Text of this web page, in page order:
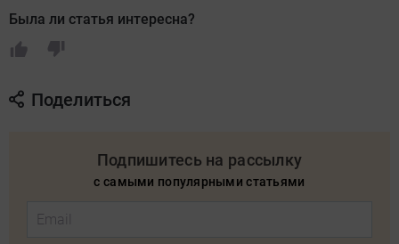
Была ли статья интересна?
Поделиться
Подпишитесь на рассылку
с самыми популярными статьями